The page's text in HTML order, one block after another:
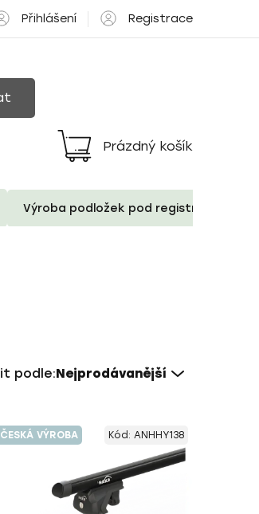
Přihlášení Registrace
Nákupní
košík
Prázdný košík
Výroba podložek pod registrační
podle:Nejprodávanější
ČESKÁ VÝROBA Kód: ANHHY138